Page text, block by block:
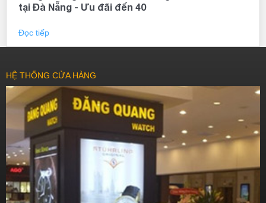
tại Đà Nẵng - Ưu đãi đến 40
Đọc tiếp
HỆ THỐNG CỬA HÀNG